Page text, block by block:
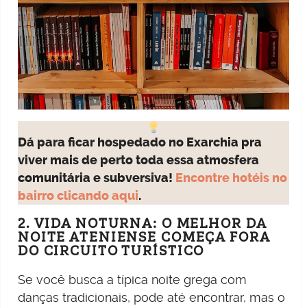
Dá para ficar hospedado no Exarchia pra
viver mais de perto toda essa atmosfera
comunitária e subversiva! Encontre hotéis no
bairro clicando aqui.
2. VIDA NOTURNA: O MELHOR DA
NOITE ATENIENSE COMEÇA FORA
DO CIRCUITO TURÍSTICO
Se você busca a típica noite grega com
danças tradicionais, pode até encontrar, mas o